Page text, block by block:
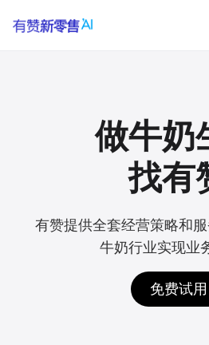
做牛奶
找有
有赞提供全套经营策略和
牛奶行业实现业
免费试用